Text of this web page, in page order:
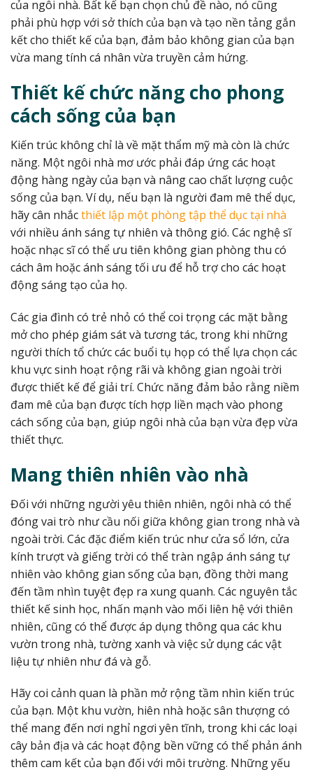
của ngôi nhà. Bất kể bạn chọn chủ đề nào, nó cũng
phải phù hợp với sở thích của bạn và tạo nền tảng gắn
kết cho thiết kế của bạn, đảm bảo không gian của bạn
vừa mang tính cá nhân vừa truyền cảm hứng.
Thiết kế chức năng cho phong
cách sống của bạn
Kiến trúc không chỉ là về mặt thẩm mỹ mà còn là chức
năng. Một ngôi nhà mơ ước phải đáp ứng các hoạt
động hàng ngày của bạn và nâng cao chất lượng cuộc
sống của bạn. Ví dụ, nếu bạn là người đam mê thể dục,
hãy cân nhắcthiết lập một phòng tập thể dục tại nhà
với nhiều ánh sáng tự nhiên và thông gió. Các nghệ sĩ
hoặc nhạc sĩ có thể ưu tiên không gian phòng thu có
cách âm hoặc ánh sáng tối ưu để hỗ trợ cho các hoạt
động sáng tạo của họ.
Các gia đình có trẻ nhỏ có thể coi trọng các mặt bằng
mở cho phép giám sát và tương tác, trong khi những
người thích tổ chức các buổi tụ họp có thể lựa chọn các
khu vực sinh hoạt rộng rãi và không gian ngoài trời
được thiết kế để giải trí. Chức năng đảm bảo rằng niềm
đam mê của bạn được tích hợp liền mạch vào phong
cách sống của bạn, giúp ngôi nhà của bạn vừa đẹp vừa
thiết thực.
Mang thiên nhiên vào nhà
Đối với những người yêu thiên nhiên, ngôi nhà có thể
đóng vai trò như cầu nối giữa không gian trong nhà và
ngoài trời. Các đặc điểm kiến ​​trúc như cửa sổ lớn, cửa
kính trượt và giếng trời có thể tràn ngập ánh sáng tự
nhiên vào không gian sống của bạn, đồng thời mang
đến tầm nhìn tuyệt đẹp ra xung quanh. Các nguyên tắc
thiết kế sinh học, nhấn mạnh vào mối liên hệ với thiên
nhiên, cũng có thể được áp dụng thông qua các khu
vườn trong nhà, tường xanh và việc sử dụng các vật
liệu tự nhiên như đá và gỗ.
Hãy coi cảnh quan là phần mở rộng tầm nhìn kiến ​​trúc
của bạn. Một khu vườn, hiên nhà hoặc sân thượng có
thể mang đến nơi nghỉ ngơi yên tĩnh, trong khi các loại
cây bản địa và các hoạt động bền vững có thể phản ánh
thêm cam kết của bạn đối với môi trường. Những yếu